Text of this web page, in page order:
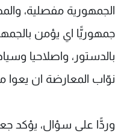
الجمهورية مفصلية،
جمهوريًّا اي يؤمن
بالدستور، واصلاحيا
نوّاب المعارضة ان يعوا
وردًّا على سؤال، يؤكد